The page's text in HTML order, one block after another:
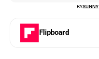
BYSUNNY
Flipboard